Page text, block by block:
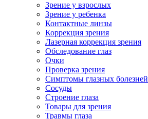
Зрение у взрослых
Зрение у ребенка
Контактные линзы
Коррекция зрения
Лазерная коррекция зрения
Обследование глаз
Очки
Проверка зрения
Симптомы глазных болезней
Сосуды
Строение глаза
Товары для зрения
Травмы глаза